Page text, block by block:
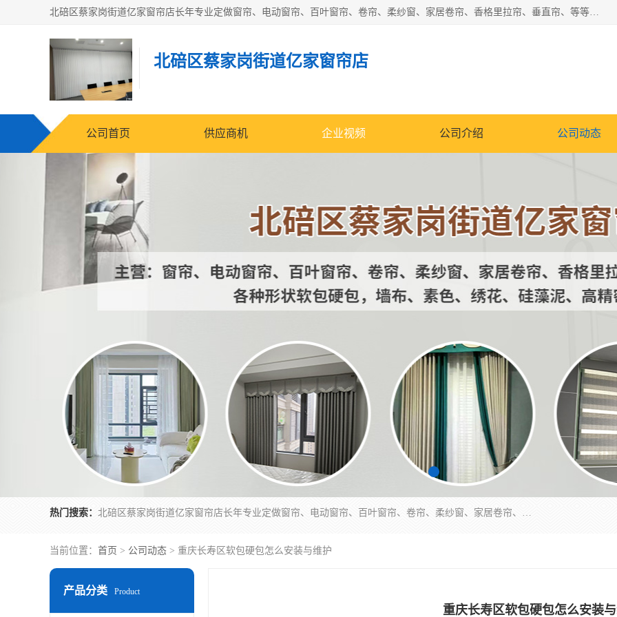
北碚区蔡家岗街道亿家窗帘店长年专业定做窗帘、电动窗帘、百叶窗帘、卷帘、柔纱窗、家居卷帘、香格里拉帘、垂直帘、等等，软包、各种形状软包硬包，墙布、素色、绣花、硅藻泥、高精密各种墙布，免费测量、免费安装，欢迎咨询
北碚区蔡家岗街道亿家窗帘店
公司首页 供应商机 企业视频 公司介绍 公司动态
热门搜索： 北碚区蔡家岗街道亿家窗帘店长年专业定做窗帘、电动窗帘、百叶窗帘、卷帘、柔纱窗、家居卷帘、香格里拉帘、垂直帘、等等，软包、各种形状软包硬包，墙布、素色、绣花、硅藻泥、高精密各种墙布，免费测量、免费安装，欢迎咨询
当前位置： 首页 > 公司动态 > 重庆长寿区软包硬包怎么安装与维护
产品分类 Product
重庆长寿区软包硬包怎么安装